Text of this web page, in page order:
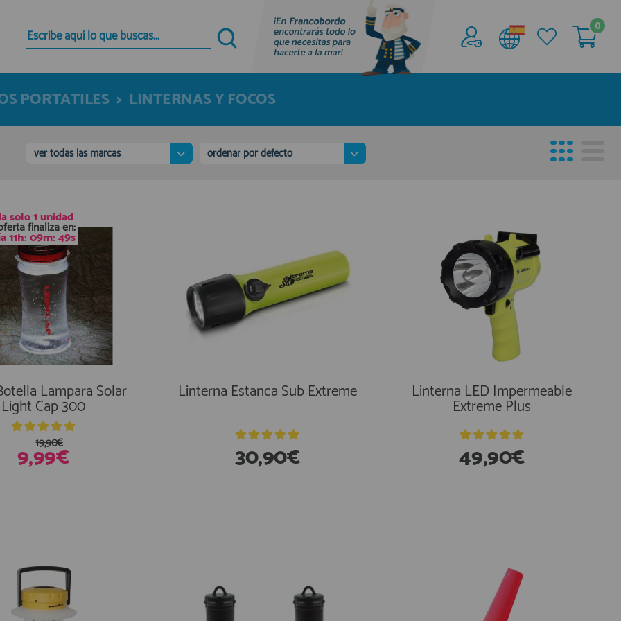
Quiero registrarme
Nuevo cliente
Al crear una cuenta en francobordo.com podrás
tienda virtual, revisar el estado de tus pedidos y
consultar tus operaciones anteriores.
Acceder al
Área profesionales
Únete ya a los mas de de 500 Profesionales de
la Náutica
0
PORTATILES > LINTERNAS Y FOCOS
ver todas las marcas ordenar por defecto
solo1 unidad
finaliza en:
11h:09m:47s
Lampara Solar
Light Cap 300
9,99€
19,90€
Linterna Estanca Sub Extreme
30,90€
Linterna LED Impermeable
Extreme Plus
49,90€